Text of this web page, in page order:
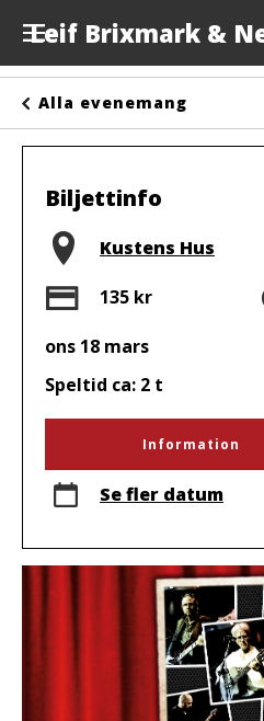
Leif Brixmark &
Anslagstavlan
Arrangörer
Kontakta oss
Om oss
Alla evenemang
Biljettinfo
Plats
Kustens Hus
Pris
135 kr
ons 18 mars
Speltid ca: 2 t
Information
Se fler datum